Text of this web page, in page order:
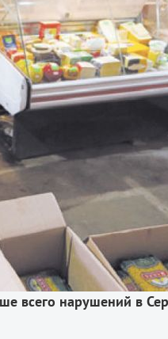
всего нарушений в